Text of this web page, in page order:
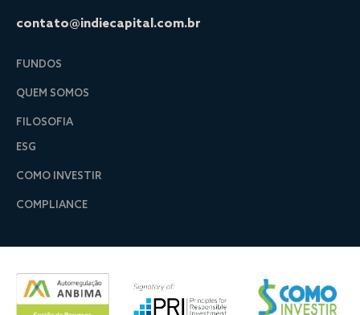
contato@indiecapital.com.br
FUNDOS
QUEM SOMOS
FILOSOFIA
ESG
COMO INVESTIR
COMPLIANCE